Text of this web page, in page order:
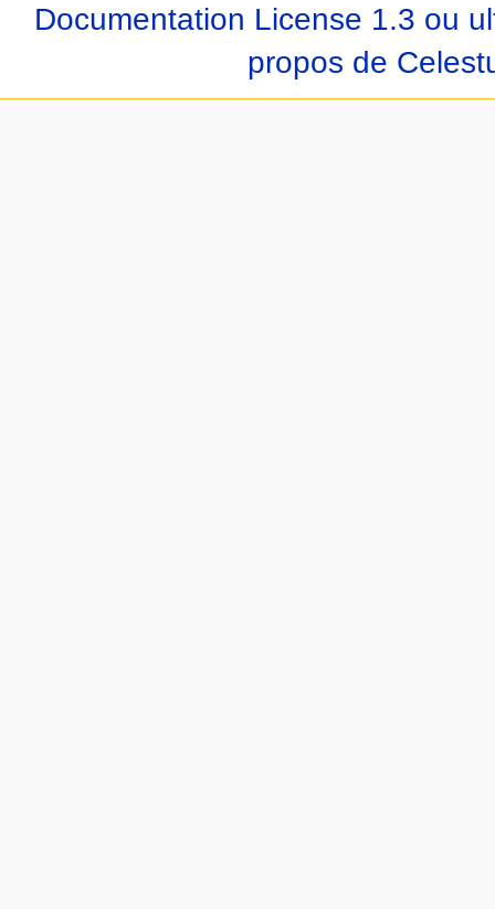
Documentation License 1.3 ou
propos de